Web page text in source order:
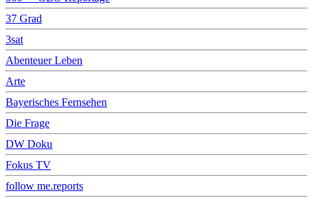
37 Grad
3sat
Abenteuer Leben
Arte
Bayerisches Fernsehen
Die Frage
DW Doku
Fokus TV
follow me.reports